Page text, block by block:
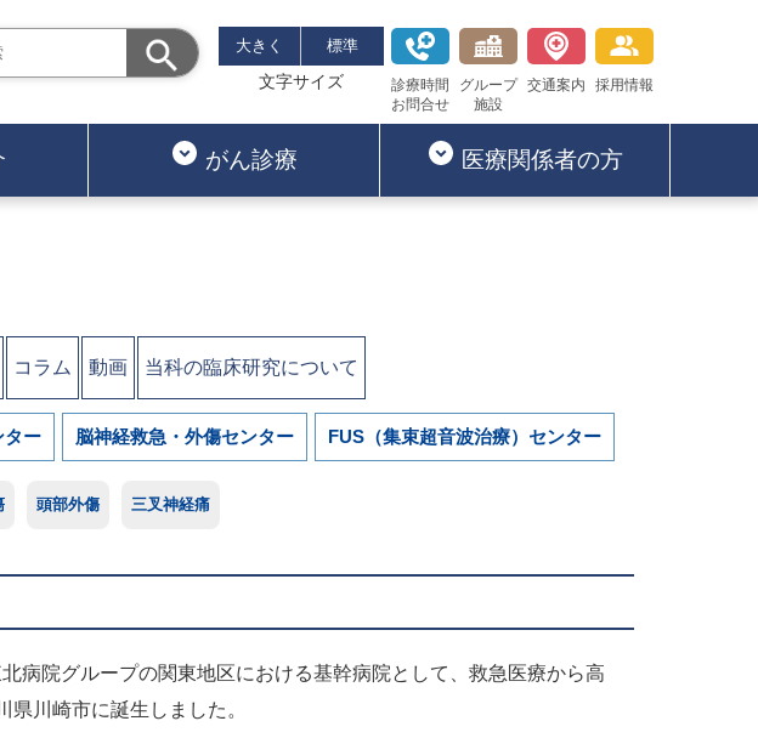
大きく 標準
文字サイズ
診療時間
お問合せ
グループ
施設
交通案内 採用情報
がん診療 医療関係者の方
コラム 動画 当科の臨床研究について
ター 脳神経救急・外傷センター FUS（集束超音波治療）センター
頭部外傷 三叉神経痛
病院グループの関東地区における基幹病院として、救急医療から高
川崎市に誕生しました。